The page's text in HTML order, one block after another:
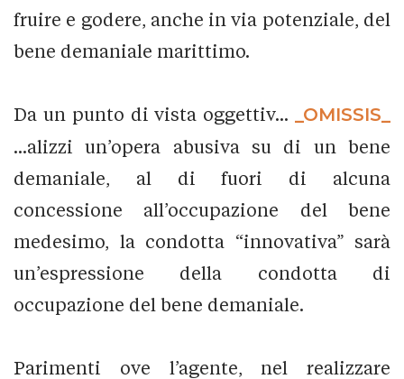
fruire e godere, anche in via potenziale, del
bene demaniale marittimo.
Da un punto di vista oggettiv... _OMISSIS_
...alizzi un’opera abusiva su di un bene
demaniale, al di fuori di alcuna
concessione all’occupazione del bene
medesimo, la condotta “innovativa” sarà
un’espressione della condotta di
occupazione del bene demaniale.
Parimenti ove l’agente, nel realizzare